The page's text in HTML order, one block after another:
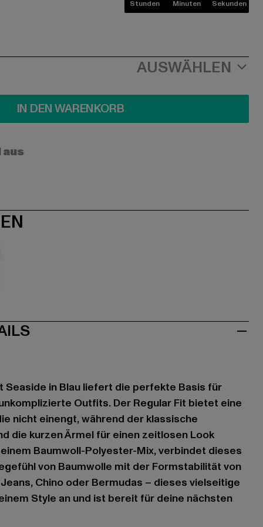
Stunden Minuten Sekunden
AUSWÄHLEN
IN DEN WARENKORB
Seaside in Blau liefert die perfekte Basis für
Outfits. Der Regular Fit bietet eine
nicht einengt, während der klassische
die kurzen Ärmel für einen zeitlosen Look
Baumwoll-Polyester-Mix, verbindet dieses
von Baumwolle mit der Formstabilität von
Chino oder Bermudas – dieses vielseitige
Style an und ist bereit für deine nächsten